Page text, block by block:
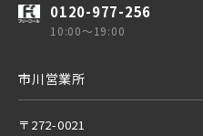
埼玉新都市交通 [伊奈線]
つくばエクスプレス
0120-977-256
10:00～19:00
市川営業所
〒272-0021